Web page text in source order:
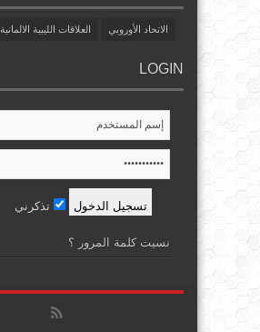
الاتحاد الأوروبي العلاقات الليبية الالمانية
LOGIN
تذكرني
نسيت كلمة المرور ؟